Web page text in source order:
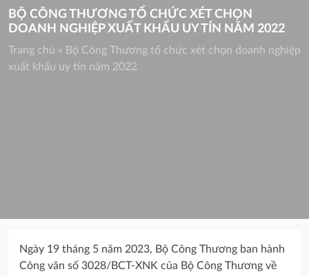
BỘ CÔNG THƯƠNG TỔ CHỨC XÉT CHỌN
DOANH NGHIỆP XUẤT KHẨU UY TÍN NĂM 2022
Trang chủ » Bộ Công Thương tổ chức xét chọn doanh nghiệp
xuất khẩu uy tín năm 2022
Ngày 19 tháng 5 năm 2023, Bộ Công Thương ban hành
Công văn số 3028/BCT-XNK của Bộ Công Thương về